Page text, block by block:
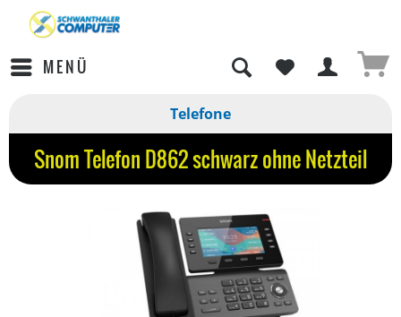
MENÜ
Telefone
Snom Telefon D862 schwarz ohne Netzteil